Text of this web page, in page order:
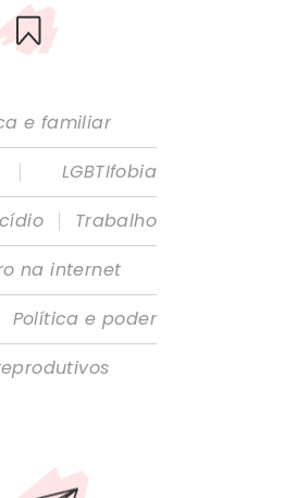
e familiar
|
LGBTIfobia
|
Trabalho
na internet
Política e poder